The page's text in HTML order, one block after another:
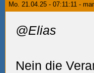
Mo. 21.04.25 - 07:11:11 -
@Elias
Nein die